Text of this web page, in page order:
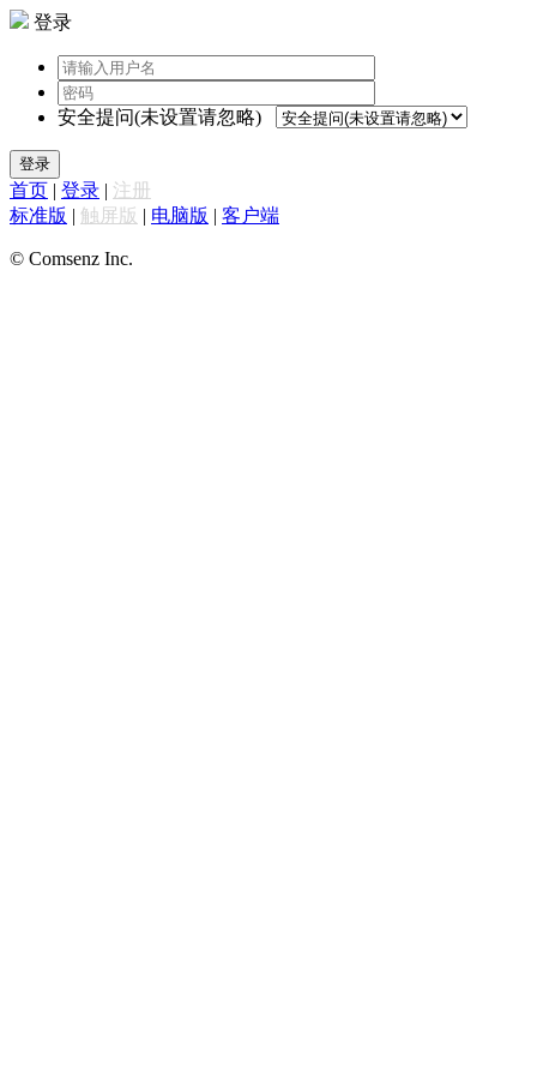
登录
安全提问(未设置请忽略)
登录
首页 | 登录 | 注册
标准版 | 触屏版 | 电脑版 | 客户端
© Comsenz Inc.